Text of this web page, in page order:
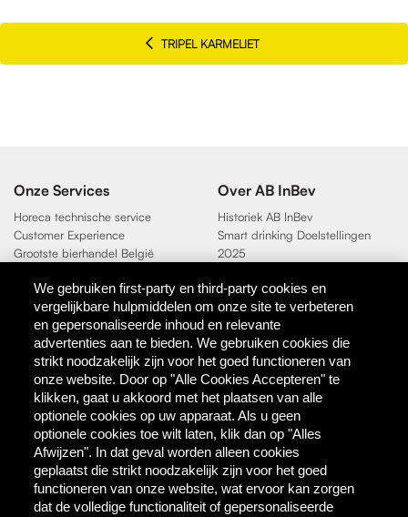
TRIPEL KARMELIET
Onze Services
Horeca technische service
Customer Experience
Grootste bierhandel België
Over AB InBev
Historiek AB InBev
Smart drinking Doelstellingen
2025
Contact
AB InBev
Direct Contact
Tools & Partners
Downloadcentrum
TaDa - digitale coupons
BEES Delivery - dranken
groothandel
We gebruiken first-party en third-party cookies en
vergelijkbare hulpmiddelen om onze site te verbeteren
en gepersonaliseerde inhoud en relevante
advertenties aan te bieden. We gebruiken cookies die
strikt noodzakelijk zijn voor het goed functioneren van
onze website. Door op "Alle Cookies Accepteren" te
klikken, gaat u akkoord met het plaatsen van alle
optionele cookies op uw apparaat. Als u geen
optionele cookies toe wilt laten, klik dan op "Alles
Afwijzen". In dat geval worden alleen cookies
geplaatst die strikt noodzakelijk zijn voor het goed
functioneren van onze website, wat ervoor kan zorgen
dat de volledige functionaliteit of gepersonaliseerde